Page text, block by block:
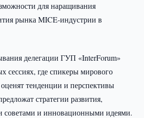
для наращивания
рынка MICE-индустрии в
делегации ГУП «InterForum»
сессиях, где спикеры мирового
тенденции и перспективы
стратегии развития,
советами и инновационными идеями.